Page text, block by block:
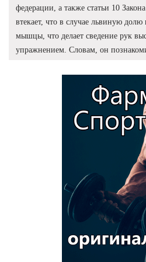
федерации, а также статьи 10
втекает, что в случае львиную
мышцы, что делает сведение рук
упражнением. Словам, он